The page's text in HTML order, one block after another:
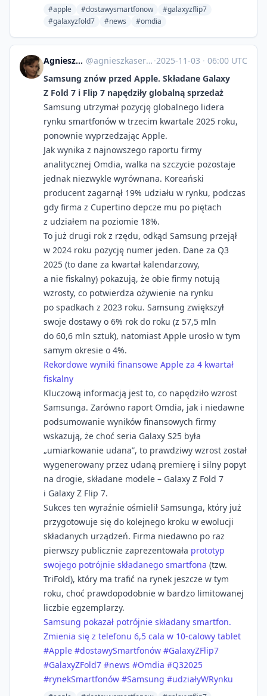
#apple #dostawysmartfonow
#galaxyzflip7
#galaxyzfold7
#news #omdia
Agnieszka Serafinowicz @agnieszkaserafinowicz@imagazine.pl ·2025-11-03 · 06:00 UTC
Samsung znów przed Apple. Składane Galaxy
Z Fold 7 i Flip 7 napędziły globalną sprzedaż
Samsung utrzymał pozycję globalnego lidera
rynku smartfonów w trzecim kwartale 2025 roku,
ponownie wyprzedzając Apple.
Jak wynika z najnowszego raportu firmy
analitycznej Omdia, walka na szczycie pozostaje
jednak niezwykle wyrównana. Koreański
producent zagarnął 19% udziału w rynku, podczas
gdy firma z Cupertino depcze mu po piętach
z udziałem na poziomie 18%.
To już drugi rok z rzędu, odkąd Samsung przejął
w 2024 roku pozycję numer jeden. Dane za Q3
2025 (to dane za kwartał kalendarzowy,
a nie fiskalny) pokazują, że obie firmy notują
wzrosty, co potwierdza ożywienie na rynku
po spadkach z 2023 roku. Samsung zwiększył
swoje dostawy o 6% rok do roku (z 57,5 mln
do 60,6 mln sztuk), natomiast Apple urosło w tym
samym okresie o 4%.
Rekordowe wyniki finansowe Apple za 4 kwartał
fiskalny
Kluczową informacją jest to, co napędziło wzrost
Samsunga. Zarówno raport Omdia, jak i niedawne
podsumowanie wyników finansowych firmy
wskazują, że choć seria Galaxy S25 była
„umiarkowanie udana”, to prawdziwy wzrost został
wygenerowany przez udaną premierę i silny popyt
na drogie, składane modele – Galaxy Z Fold 7
i Galaxy Z Flip 7.
Sukces ten wyraźnie ośmielił Samsunga, który już
przygotowuje się do kolejnego kroku w ewolucji
składanych urządzeń. Firma niedawno po raz
pierwszy publicznie zaprezentowała prototyp
swojego potrójnie składanego smartfona (tzw.
TriFold), który ma trafić na rynek jeszcze w tym
roku, choć prawdopodobnie w bardzo limitowanej
liczbie egzemplarzy.
Samsung pokazał potrójnie składany smartfon.
Zmienia się z telefonu 6,5 cala w 10-calowy tablet
#Apple #dostawySmartfonów #GalaxyZFlip7
#GalaxyZFold7 #news #Omdia #Q32025
#rynekSmartfonów #Samsung #udziałyWRynku